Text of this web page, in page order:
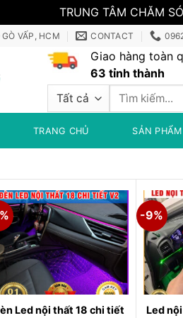
TRUNG TÂM CHĂM
VẤP, HCM CONTACT
Giao hàng toàn
63 tỉnh thành
Tìm
TRANG CHỦ SẢN PHẨM
Led nội thất 18 chi tiết
-9%
Led